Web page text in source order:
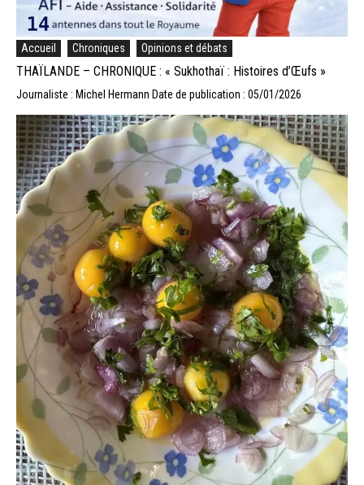
Accueil Chroniques Opinions et débats
THAÏLANDE – CHRONIQUE : « Sukhothaï : Histoires d’Œufs »
Journaliste : Michel Hermann Date de publication : 05/01/2026